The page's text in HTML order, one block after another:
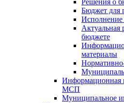
Решения о
Бюджет для
Исполнение
Актуальная
бюджете
материалы
Информационная
МСП
Муниципальное